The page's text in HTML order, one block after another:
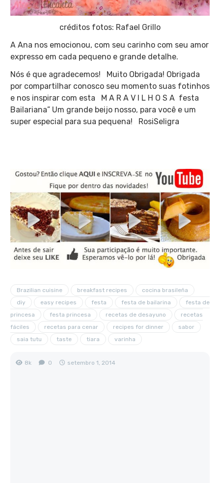
créditos fotos: Rafael Grillo
A Ana nos emocionou, com seu carinho com seu amor
expresso em cada pequeno e grande detalhe.
Nós é que agradecemos! Muito Obrigada! Obrigada
por compartilhar conosco seu momento suas fotinhos
e nos inspirar com esta M A R A V I L H O S A festa
Bailariana” Um grande beijo nosso, para você e um
super especial para sua pequena! RosiSeligra
Brazilian cuisine breakfast recipes
cocina brasileña
diy
easy recipes festa festa de bailarina
festa de
princesa
festa princesa recetas de desayuno
recetas
fáciles
recetas para cenar recipes for dinner
sabor
saia tutu
taste tiara varinha
8k 0 setembro 1, 2014